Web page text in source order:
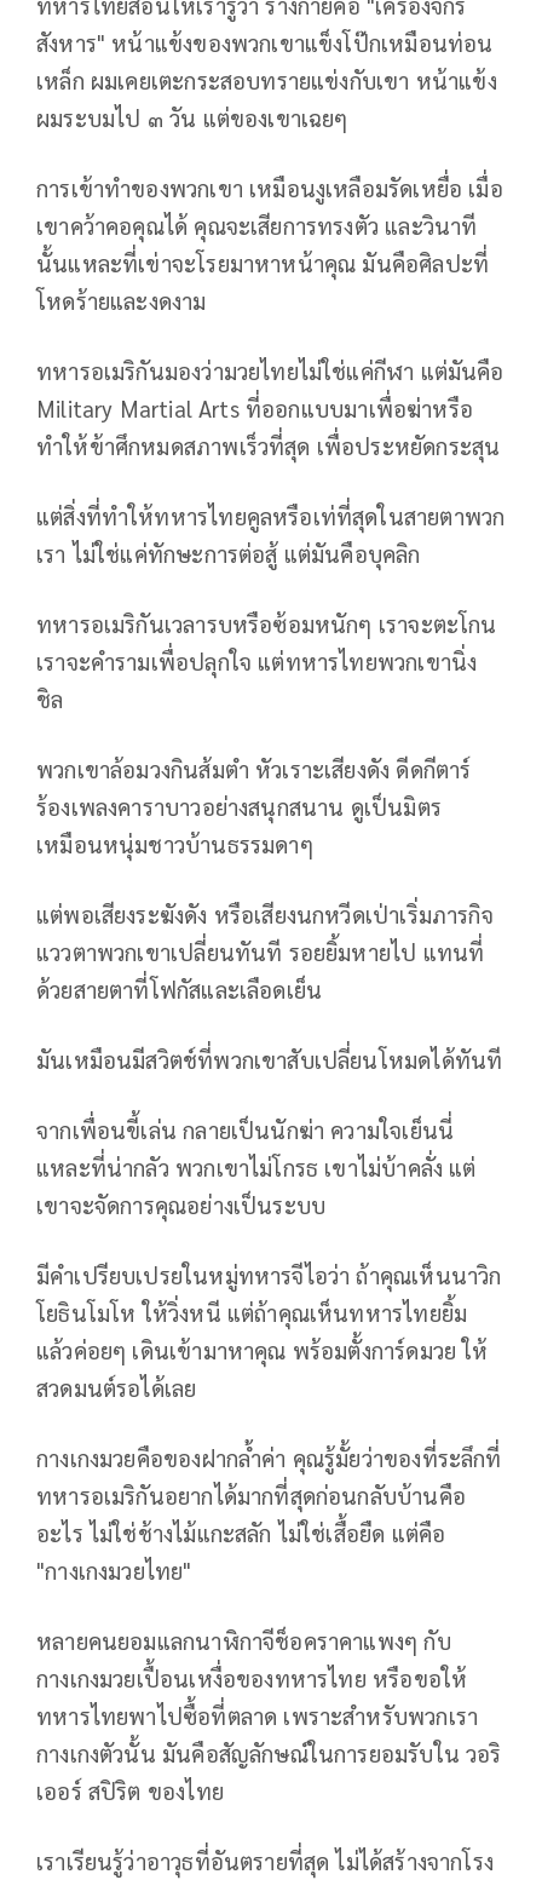
สังหาร" หน้าแข้งของพวกเขาแข็งโป๊กเหมือนท่อน
เหล็ก ผมเคยเตะกระสอบทรายแข่งกับเขา หน้าแข้ง
ผมระบมไป ๓ วัน แต่ของเขาเฉยๆ
การเข้าทำของพวกเขา เหมือนงูเหลือมรัดเหยื่อ เมื่อ
เขาคว้าคอคุณได้ คุณจะเสียการทรงตัว และวินาที
นั้นแหละที่เข่าจะโรยมาหาหน้าคุณ มันคือศิลปะที่
โหดร้ายและงดงาม
ทหารอเมริกันมองว่ามวยไทยไม่ใช่แค่กีฬา แต่มันคือ
Military Martial Arts ที่ออกแบบมาเพื่อฆ่าหรือ
ทำให้ข้าศึกหมดสภาพเร็วที่สุด เพื่อประหยัดกระสุน
แต่สิ่งที่ทำให้ทหารไทยคูลหรือเท่ที่สุดในสายตาพวก
เรา ไม่ใช่แค่ทักษะการต่อสู้ แต่มันคือบุคลิก
ทหารอเมริกันเวลารบหรือซ้อมหนักๆ เราจะตะโกน
เราจะคำรามเพื่อปลุกใจ แต่ทหารไทยพวกเขานิ่ง
ชิล
พวกเขาล้อมวงกินส้มตำ หัวเราะเสียงดัง ดีดกีตาร์
ร้องเพลงคาราบาวอย่างสนุกสนาน ดูเป็นมิตร
เหมือนหนุ่มชาวบ้านธรรมดาๆ
แต่พอเสียงระฆังดัง หรือเสียงนกหวีดเป่าเริ่มภารกิจ
แววตาพวกเขาเปลี่ยนทันที รอยยิ้มหายไป แทนที่
ด้วยสายตาที่โฟกัสและเลือดเย็น
มันเหมือนมีสวิตช์ที่พวกเขาสับเปลี่ยนโหมดได้ทันที
จากเพื่อนขี้เล่น กลายเป็นนักฆ่า ความใจเย็นนี่
แหละที่น่ากลัว พวกเขาไม่โกรธ เขาไม่บ้าคลั่ง แต่
เขาจะจัดการคุณอย่างเป็นระบบ
มีคำเปรียบเปรยในหมู่ทหารจีไอว่า ถ้าคุณเห็นนาวิก
โยธินโมโห ให้วิ่งหนี แต่ถ้าคุณเห็นทหารไทยยิ้ม
แล้วค่อยๆ เดินเข้ามาหาคุณ พร้อมตั้งการ์ดมวย ให้
สวดมนต์รอได้เลย
กางเกงมวยคือของฝากล้ำค่า คุณรู้มั้ยว่าของที่ระลึกที่
ทหารอเมริกันอยากได้มากที่สุดก่อนกลับบ้านคือ
อะไร ไม่ใช่ช้างไม้แกะสลัก ไม่ใช่เสื้อยืด แต่คือ
"กางเกงมวยไทย"
หลายคนยอมแลกนาฬิกาจีช็อคราคาแพงๆ กับ
กางเกงมวยเปื้อนเหงื่อของทหารไทย หรือขอให้
ทหารไทยพาไปซื้อที่ตลาด เพราะสำหรับพวกเรา
กางเกงตัวนั้น มันคือสัญลักษณ์ในการยอมรับใน วอริ
เออร์ สปิริต ของไทย
เราเรียนรู้ว่าอาวุธที่อันตรายที่สุด ไม่ได้สร้างจากโรง